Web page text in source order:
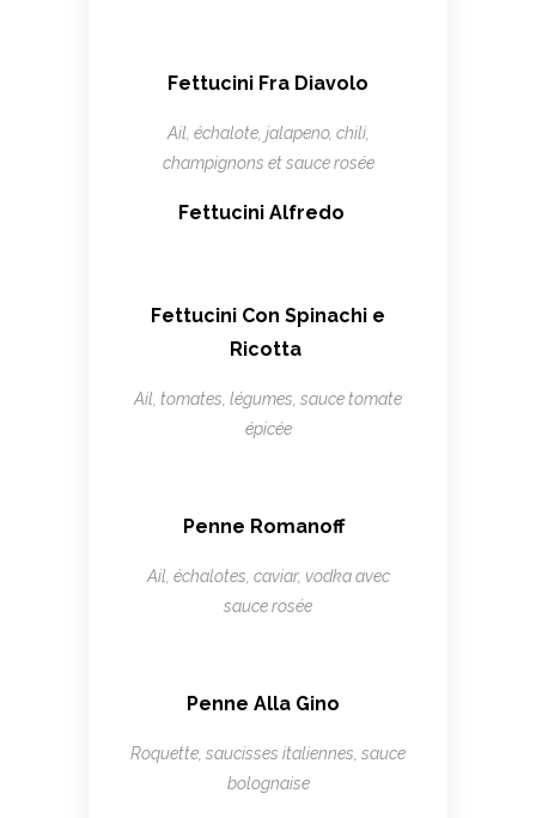
Fettucini Fra Diavolo
Ail, échalote, jalapeno, chili,
champignons et sauce rosée
Fettucini Alfredo
Fettucini Con Spinachi e
Ricotta
Ail, tomates, légumes, sauce tomate
épicée
Penne Romanoff
Ail, échalotes, caviar, vodka avec
sauce rosée
Penne Alla Gino
Roquette, saucisses italiennes, sauce
bolognaise